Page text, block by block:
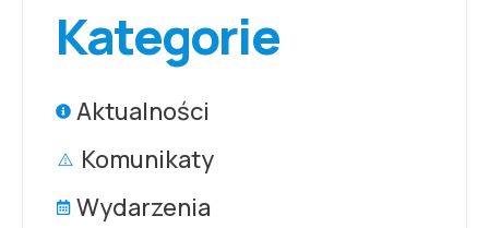
Kategorie
Aktualności
Komunikaty
Wydarzenia